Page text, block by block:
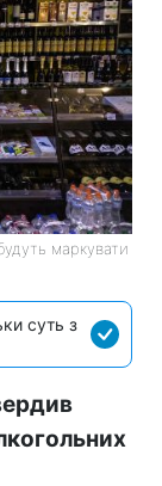
маркувати
суть з